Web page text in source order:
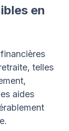
en
telles
aides